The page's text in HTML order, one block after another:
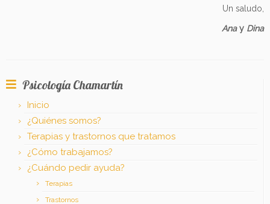
Un saludo,
Anay Dina
Psicología Chamartín
Inicio
¿Quiénes somos?
Terapias y trastornos que tratamos
¿Cómo trabajamos?
¿Cuándo pedir ayuda?
Terapias
Trastornos